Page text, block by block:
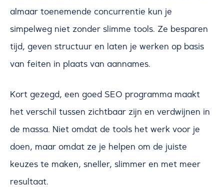
almaar toenemende concurrentie kun je
simpelweg niet zonder slimme tools. Ze besparen
tijd, geven structuur en laten je werken op basis
van feiten in plaats van aannames.
Kort gezegd, een goed SEO programma maakt
het verschil tussen zichtbaar zijn en verdwijnen in
de massa. Niet omdat de tools het werk voor je
doen, maar omdat ze je helpen om de juiste
keuzes te maken, sneller, slimmer en met meer
resultaat.